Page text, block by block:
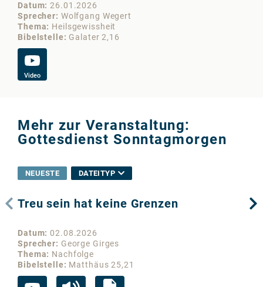
Datum 26.01.2026
Sprecher
Wolfgang Wegert
Thema
Heilsgewissheit
Bibelstelle
Galater 2,16
Video
Mehr zur Veranstaltung:
Gottesdienst Sonntagmorgen
NEUESTE DATEITYP
Treu sein hat keine Grenzen
Datum 02.08.2026
Sprecher
George Girges
Thema
Nachfolge
Bibelstelle
Matthäus 25,21